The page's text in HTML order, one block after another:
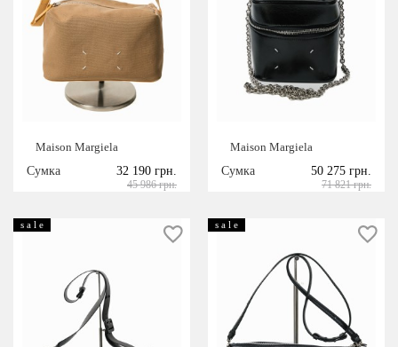
Maison Margiela
Сумка
32 190 грн.
45 986 грн.
Maison Margiela
Сумка
50 275 грн.
71 821 грн.
s a l e s a l e